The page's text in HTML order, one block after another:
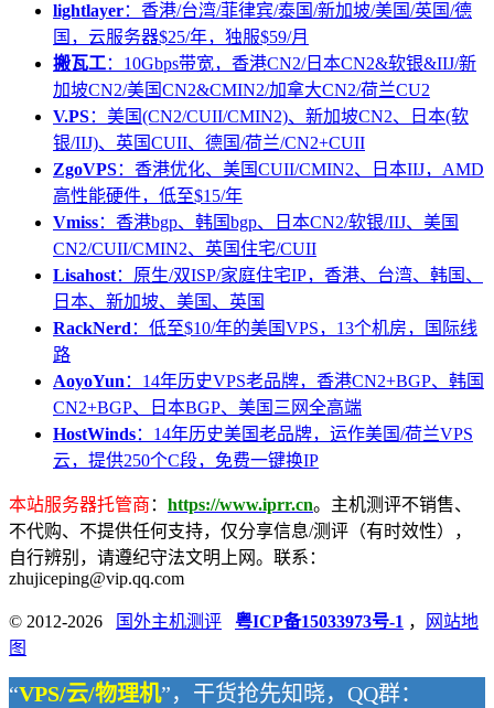
lightlayer：香港/台湾/菲律宾/泰国/新加坡/美国/英国/德
国，云服务器$25/年，独服$59/月
搬瓦工：10Gbps带宽，香港CN2/日本CN2&软银&IIJ/新
加坡CN2/美国CN2&CMIN2/加拿大CN2/荷兰CU2
V.PS：美国(CN2/CUII/CMIN2)、新加坡CN2、日本(软
银/IIJ)、英国CUII、德国/荷兰/CN2+CUII
ZgoVPS：香港优化、美国CUII/CMIN2、日本IIJ，AMD
高性能硬件，低至$15/年
Vmiss：香港bgp、韩国bgp、日本CN2/软银/IIJ、美国
CN2/CUII/CMIN2、英国住宅/CUII
Lisahost：原生/双ISP/家庭住宅IP，香港、台湾、韩国、
日本、新加坡、美国、英国
RackNerd ：低至$10/年的美国VPS，13个机房，国际线
路
AoyoYun ：14年历史VPS老品牌，香港CN2+BGP、韩国
CN2+BGP、日本BGP、美国三网全高端
HostWinds：14年历史美国老品牌，运作美国/荷兰VPS
云，提供250个C段，免费一键换IP
本站服务器托管商 ： https://www.iprr.cn。主机测评不销售、
不代购、不提供任何支持，仅分享信息/测评（有时效性），
自行辨别，请遵纪守法文明上网。联系：
zhujiceping@vip.qq.com
© 2012-2026 国外主机测评 粤ICP备15033973号-1 ，
网站地
图
“VPS/云/物理机”，干货抢先知晓，QQ群：